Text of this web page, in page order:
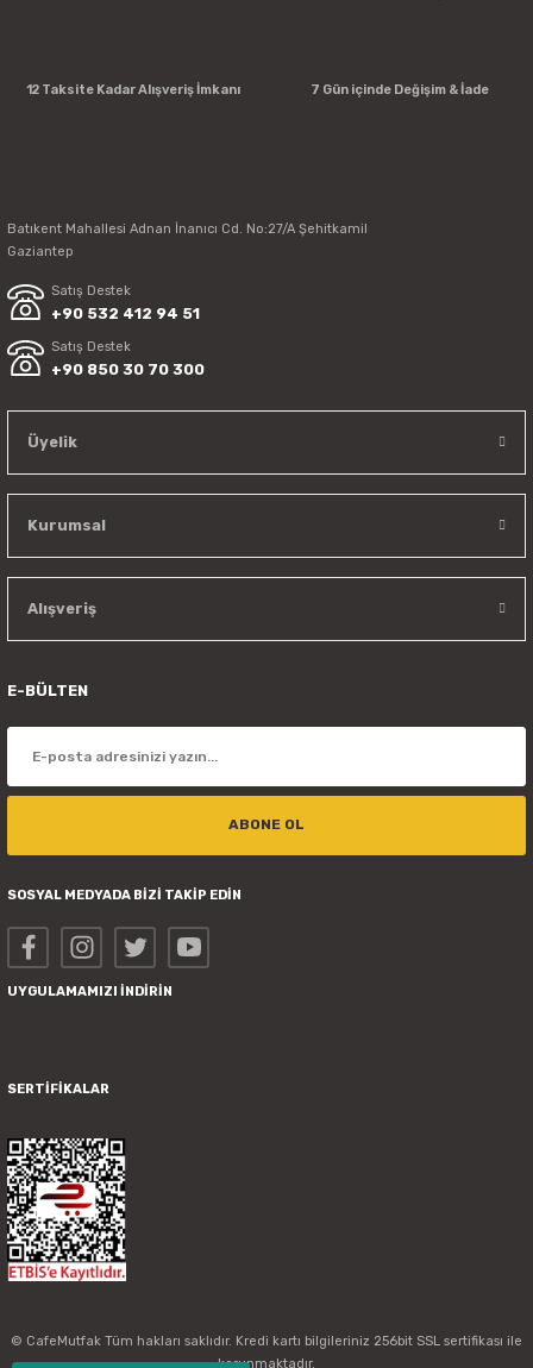
Taurus Rowzer Plus 4'lü Yedek Hazne
Taurus Rowzer Plus Yedek Bıçak
Taurus Rowzer Plus Yedek Bıçak
12 Taksite Kadar Alışveriş İmkanı 7 Gün içinde Değişim & İade
Batıkent Mahallesi Adnan İnanıcı Cd. No:27/A Şehitkamil
Gaziantep
Satış Destek
+90 532 412 94 51
Satış Destek
+90 850 30 70 300
Üyelik
Kurumsal
Alışveriş
E-BÜLTEN
ABONE OL
SOSYAL MEDYADA BİZİ TAKİP EDİN
UYGULAMAMIZI İNDİRİN
SERTİFİKALAR
© CafeMutfak Tüm hakları saklıdır. Kredi kartı bilgileriniz 256bit SSL sertifikası ile
korunmaktadır.